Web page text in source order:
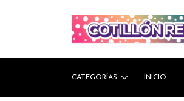
CATEGORÍAS INICIO